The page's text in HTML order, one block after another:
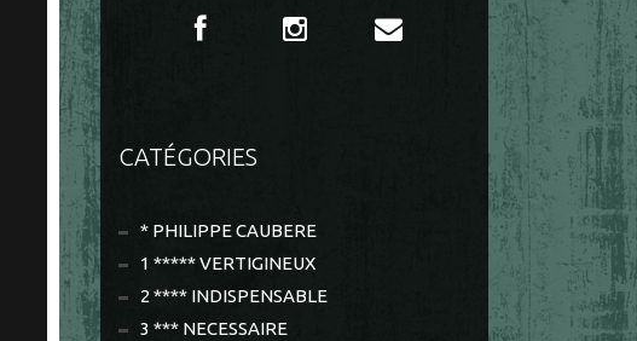
CATÉGORIES
* PHILIPPE CAUBERE
1 ***** VERTIGINEUX
2 **** INDISPENSABLE
3 *** NECESSAIRE